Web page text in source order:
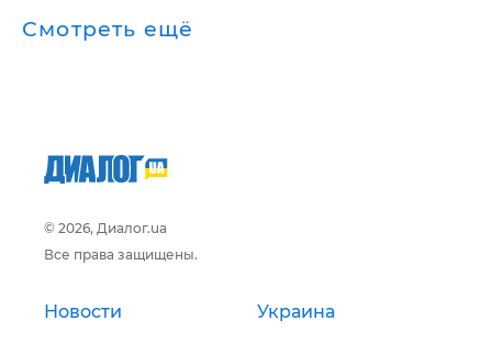
Смотреть ещё
© 2026, Диалог.ua
Все права защищены.
Новости Украина